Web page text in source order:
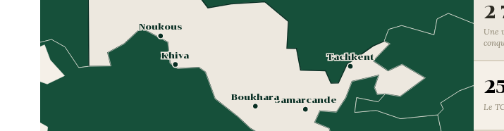
Tachkent
Samarcande
Boukhara
Khiva
Noukous
2
Une
Le